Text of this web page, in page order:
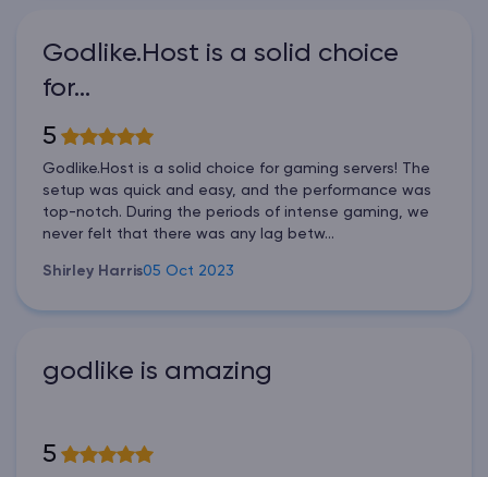
Godlike.Host is a solid choice
for…
5
Godlike.Host is a solid choice for gaming servers! The
setup was quick and easy, and the performance was
top-notch. During the periods of intense gaming, we
never felt that there was any lag betw...
Shirley Harris05 Oct 2023
godlike is amazing
5